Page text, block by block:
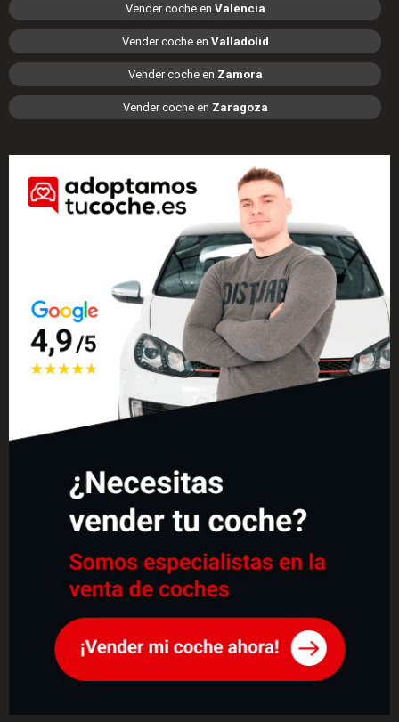
Vender coche en Valencia
Vender coche en Valladolid
Vender coche en Zamora
Vender coche en Zaragoza